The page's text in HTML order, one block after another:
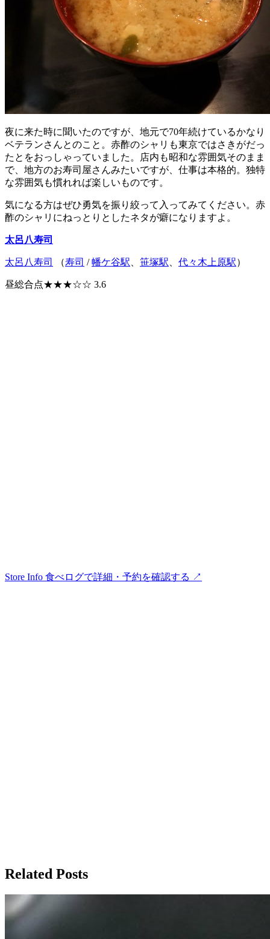
夜に来た時に聞いたのですが、地元で70年続けているかなり
ベテランさんとのこと。赤酢のシャリも東京ではさきがだっ
たとをおっしゃっていました。店内も昭和な雰囲気そのまま
で、地方のお寿司屋さんみたいですが、仕事は本格的。独特
な雰囲気も慣れれば楽しいものです。
気になる方はぜひ勇気を振り絞って入ってみてください。赤
酢のシャリにねっとりとしたネタが癖になりますよ。
太呂八寿司
太呂八寿司 （寿司 /幡ケ谷駅 笹塚駅 代々木上原駅）
昼総合点★★★☆☆ 3.6
Store Info 食べログで詳細・予約を確認する ↗︎
Related Posts